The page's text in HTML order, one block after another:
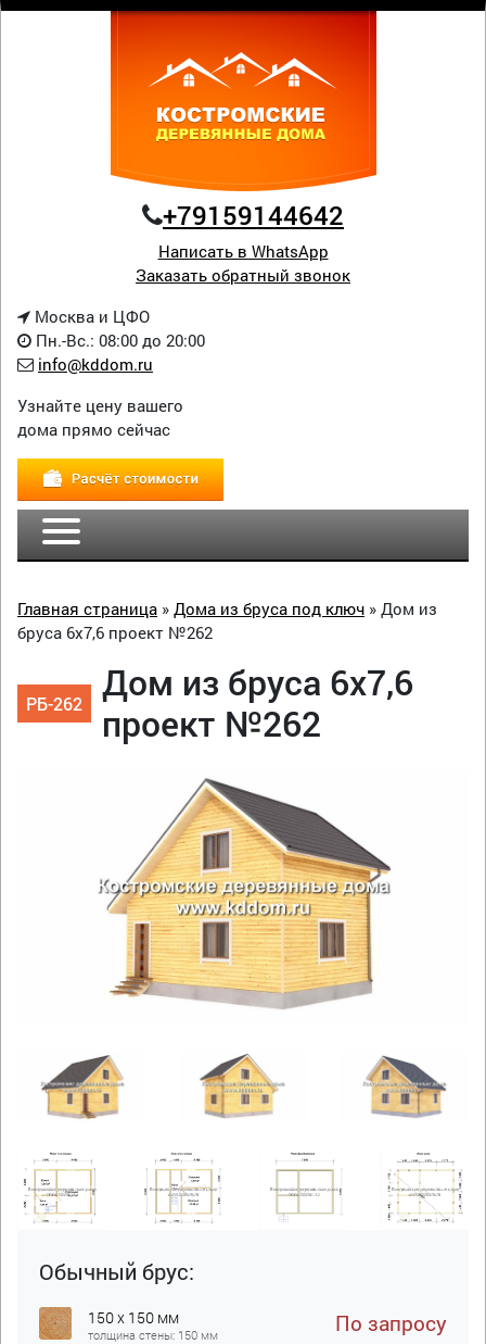
+79159144642
Написать в WhatsApp
Заказать обратный звонок
Москва и ЦФО
Пн.-Вс.: 08:00 до 20:00
info@kddom.ru
Узнайте цену вашего
дома прямо сейчас
Главная страница » Дома из бруса под ключ » Дом из
бруса 6х7,6 проект №262
РБ-262
Дом из бруса 6х7,6
проект №262
Обычный брус:
150 x 150 мм
толщина стены: 150 мм По запросу